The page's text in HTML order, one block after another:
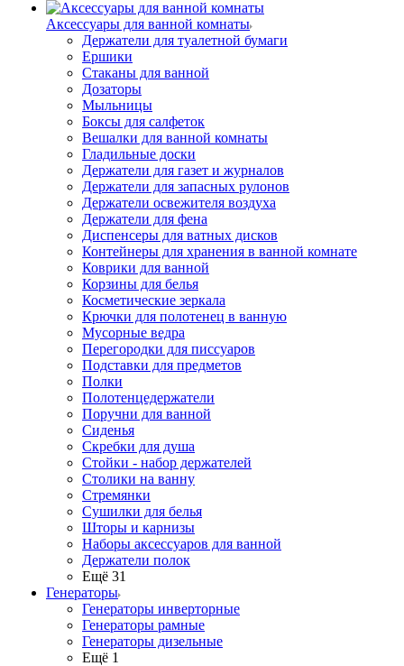
Аксессуары для ванной комнаты
Держатели для туалетной бумаги
Ершики
Стаканы для ванной
Дозаторы
Мыльницы
Боксы для салфеток
Вешалки для ванной комнаты
Гладильные доски
Держатели для газет и журналов
Держатели для запасных рулонов
Держатели освежителя воздуха
Держатели для фена
Диспенсеры для ватных дисков
Контейнеры для хранения в ванной комнате
Коврики для ванной
Корзины для белья
Косметические зеркала
Крючки для полотенец в ванную
Мусорные ведра
Перегородки для писсуаров
Подставки для предметов
Полки
Полотенцедержатели
Поручни для ванной
Сиденья
Скребки для душа
Стойки - набор держателей
Столики на ванну
Стремянки
Сушилки для белья
Шторы и карнизы
Наборы аксессуаров для ванной
Держатели полок
Ещё 31
Генераторы
Генераторы инверторные
Генераторы рамные
Генераторы дизельные
Ещё 1